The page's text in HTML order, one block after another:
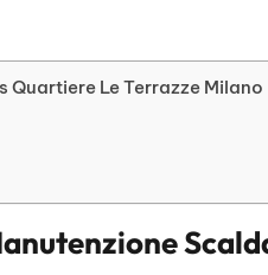
Le Terrazze Milano